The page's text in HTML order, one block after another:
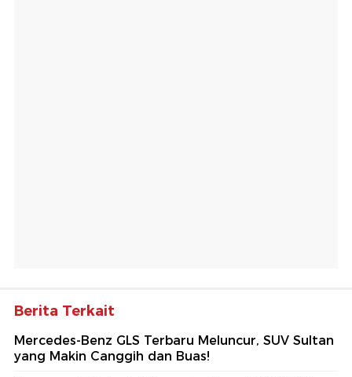
Berita Terkait
Mercedes-Benz GLS Terbaru Meluncur, SUV Sultan
yang Makin Canggih dan Buas!